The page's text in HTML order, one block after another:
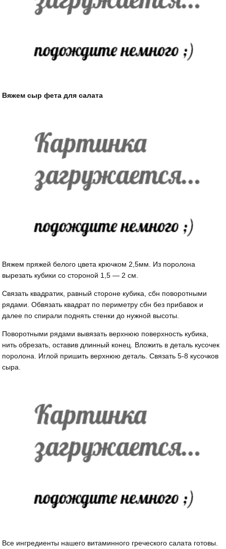
Вяжем сыр фета для салата
Вяжем пряжей белого цвета крючком 2,5мм. Из поролона
вырезать кубики со стороной 1,5 — 2 см.
Связать квадратик, равный стороне кубика, сбн поворотными
рядами. Обвязать квадрат по периметру сбн без прибавок и
далее по спирали поднять стенки до нужной высоты.
Поворотными рядами вывязать верхнюю поверхность кубика,
нить обрезать, оставив длинный конец. Вложить в деталь кусочек
поролона. Иглой пришить верхнюю деталь. Связать 5-8 кусочков
сыра.
Все ингредиенты нашего витаминного греческого салата готовы.